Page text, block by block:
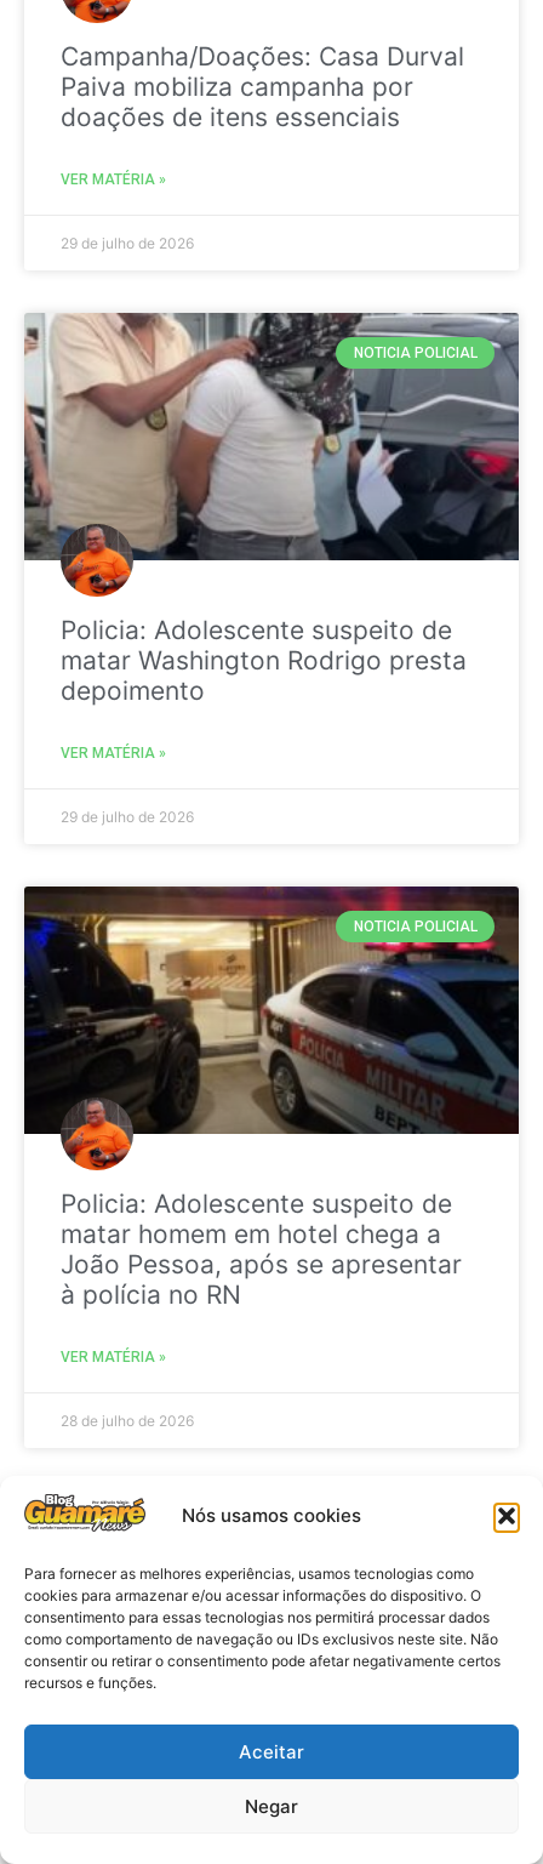
Nós usamos cookies
Para fornecer as melhores experiências, usamos tecnologias como
cookies para armazenar e/ou acessar informações do dispositivo. O
consentimento para essas tecnologias nos permitirá processar dados
como comportamento de navegação ou IDs exclusivos neste site. Não
consentir ou retirar o consentimento pode afetar negativamente certos
recursos e funções.
Aceitar
Negar
Campanha/Doações: Casa Durval
Paiva mobiliza campanha por
doações de itens essenciais
VER MATÉRIA »
29 de julho de 2026
NOTICIA POLICIAL
Policia: Adolescente suspeito de
matar Washington Rodrigo presta
depoimento
VER MATÉRIA »
29 de julho de 2026
NOTICIA POLICIAL
Policia: Adolescente suspeito de
matar homem em hotel chega a
João Pessoa, após se apresentar
à polícia no RN
VER MATÉRIA »
28 de julho de 2026
Eleições 2026: procuradores e